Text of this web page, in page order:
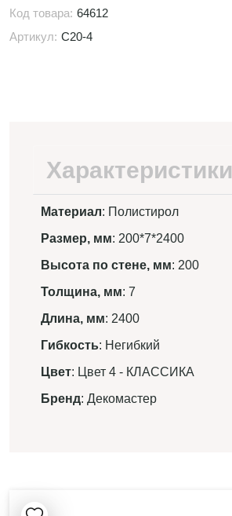
Код товара: 64612
Артикул: C20-4
Характеристики
Материал: Полистирол
Размер, мм: 200*7*2400
Высота по стене, мм: 200
Толщина, мм: 7
Длина, мм: 2400
Гибкость: Негибкий
Цвет: Цвет 4 - КЛАССИКА
Бренд: Декомастер